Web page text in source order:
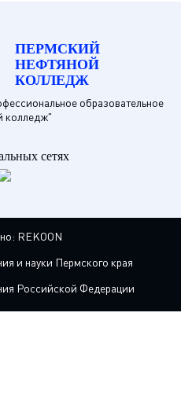
ПЕРМСКИЙ
НЕФТЯНОЙ
КОЛЛЕДЖ
образовательное
колледж"
сетях
REKOON
и науки Пермского края
Российской Федерации